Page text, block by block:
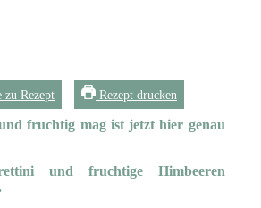
zu Rezept Rezept drucken
fruchtig mag ist jetzt hier genau
und fruchtige Himbeeren